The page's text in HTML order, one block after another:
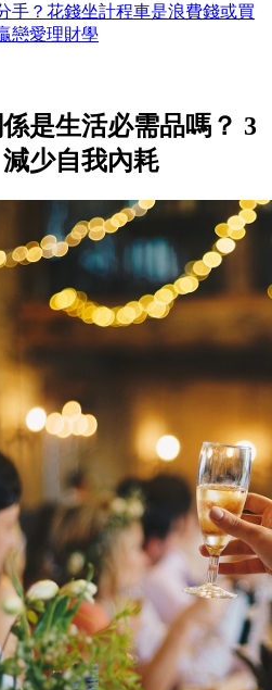
手？花錢坐計程車是浪費錢或買
戀愛理財學
是生活必需品嗎？ 3
少自我內耗